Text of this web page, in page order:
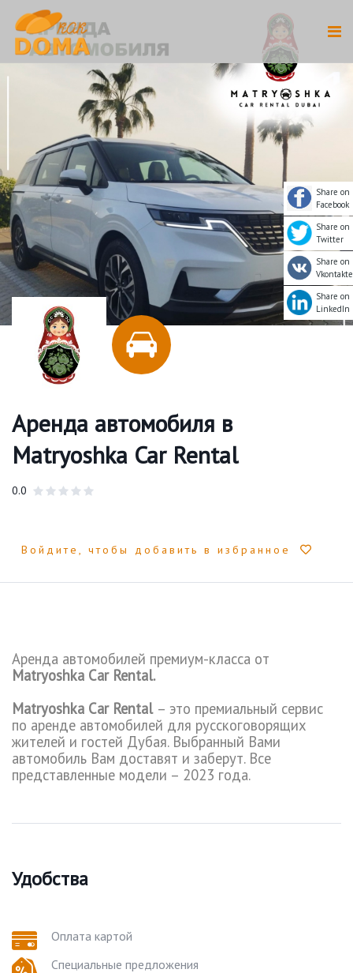
Аренда автомобиля в
Matryoshka Car Rental
0.0
Войдите, чтобы добавить в избранное
Аренда автомобилей премиум-класса от
Matryoshka Car Rental.
Matryoshka Car Rental – это премиальный сервис
по аренде автомобилей для русскоговорящих
жителей и гостей Дубая. Выбранный Вами
автомобиль Вам доставят и заберут. Все
представленные модели – 2023 года.
Удобства
Оплата картой
Специальные предложения
Share on
Facebook
Share on
Twitter
Share on
Vkontakte
Share on
LinkedIn